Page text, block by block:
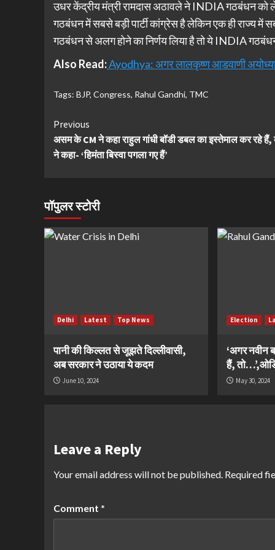
उधर केंद्रीय मंत्री रामदास अठावले ने INDIA गठबंधन
गठबंधन में सबसे बड़ी पार्टी कांग्रेस है लेकिन एक ही राज्य में
गठबंधन से अलग होने का निर्णय लिया है तो ये INDIA
Also Read:Ayodhya: अगर लालकृष्ण आडवाणी
Tags: BJP, Congress, Rahul Gandhi, TMC
Continue
Reading
Previous
असम के CM ने कहा राहुल गांधी बॉडी डबल का इस्तेमाल कर रहे
ने कहा- ‘हिमंता बिस्वा पगला गए हैं’
पॉपुलर स्टोरी
Delhi Latest Top News
पानी की किल्लत से जूझते दिल्लीवासी,
अब सरकार ने उठाया ये कदम
June 10, 2024
Election
‘अगर नवीन
हैं,
May 30, 2024
Leave a Reply
Your email address will not be published. Required
Comment *